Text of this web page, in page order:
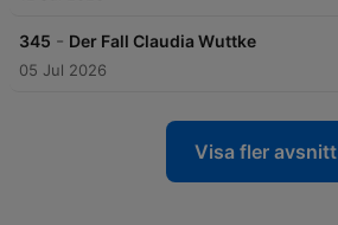
345 - Der Fall Claudia Wuttke
05 Jul 2026
Visa fler avsnitt